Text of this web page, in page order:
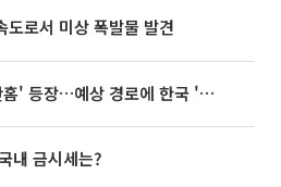
도로서 미상 폭발물 발견
태풍 '돌핀' 이어 '찬홈' 등장…예상 경로에 한국 '한숨'
내 금시세는?